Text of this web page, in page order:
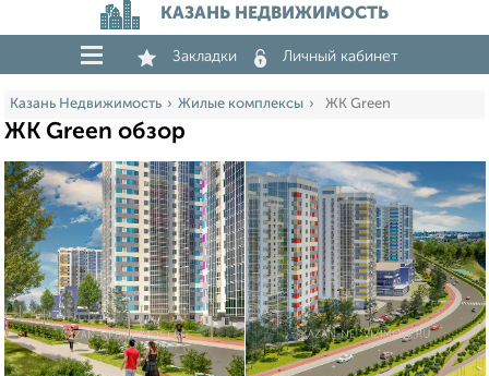
КАЗАНЬ НЕДВИЖИМОСТЬ
Закладки Личный кабинет
Казань Недвижимость Жилые комплексы ЖК Green
ЖК Green обзор